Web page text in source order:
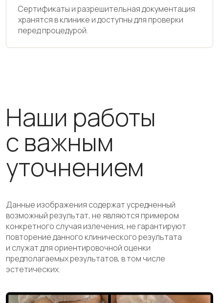
Сертификаты и разрешительная документация
хранятся в клинике и доступны для проверки
перед процедурой.
Наши работы
с важным
уточнением
Данные изображения содержат усредненный
возможный результат, не являются примером
конкретного случая излечения, не гарантируют
повторение данного клинического результата
и служат для ориентировочной оценки
предполагаемых результатов, в том числе
эстетических.